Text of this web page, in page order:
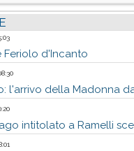
Feriolo d'Incanto
l'arrivo della Madonna
intitolato a Ramelli